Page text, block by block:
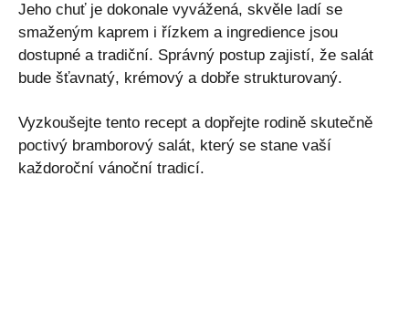
Jeho chuť je dokonale vyvážená, skvěle ladí se
smaženým kaprem i řízkem a ingredience jsou
dostupné a tradiční. Správný postup zajistí, že salát
bude šťavnatý, krémový a dobře strukturovaný.
Vyzkoušejte tento recept a dopřejte rodině skutečně
poctivý bramborový salát, který se stane vaší
každoroční vánoční tradicí.